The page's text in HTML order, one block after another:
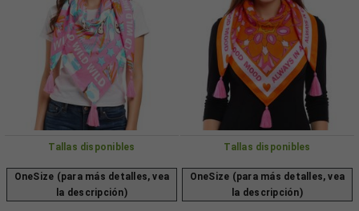
Tallas disponibles
OneSize (para más detalles, vea
la descripción)
Tallas disponibles
OneSize (para más detalles, vea
la descripción)